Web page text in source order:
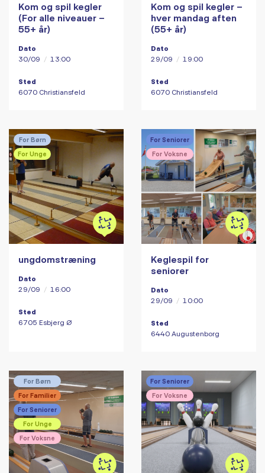
Kom og spil kegler
(For alle niveauer –
55+ år)
Dato
30/09 / 13:00
Sted
6070 Christiansfeld
Kom og spil kegler –
hver mandag aften
(55+ år)
Dato
29/09 / 19:00
Sted
6070 Christiansfeld
For Børn
For Unge
ungdomstræning
Dato
29/09 / 16:00
Sted
6705 Esbjerg Ø
For Seniorer
For Voksne
Keglespil for
seniorer
Dato
29/09 / 10:00
Sted
6440 Augustenborg
For Børn
For Familier
For Seniorer
For Unge
For Voksne
For Seniorer
For Voksne